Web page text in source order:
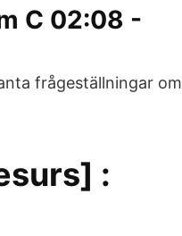
C 02:08 -
frågeställningar om
: